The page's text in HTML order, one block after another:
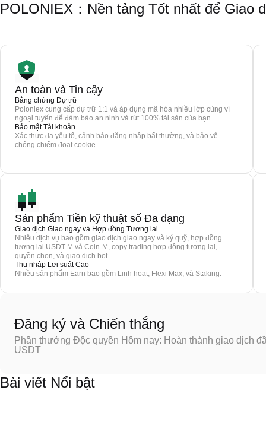
POLONIEX：Nền tảng Tốt nhất để Giao
An toàn và Tin cậy
Bằng chứng Dự trữ
Poloniex cung cấp dự trữ 1:1 và áp dụng mã hóa nhiều lớp cùng ví
ngoại tuyến để đảm bảo an ninh và rút 100% tài sản của bạn.
Bảo mật Tài khoản
Xác thực đa yếu tố, cảnh báo đăng nhập bất thường, và bảo vệ
chống chiếm đoạt cookie
Sản phẩm Tiền kỹ thuật số Đa dạng
Giao dịch Giao ngay và Hợp đồng Tương lai
Nhiều dịch vụ bao gồm giao dịch giao ngay và ký quỹ, hợp đồng
tương lai USDT-M và Coin-M, copy trading hợp đồng tương lai,
quyền chọn, và giao dịch bot.
Thu nhập Lợi suất Cao
Nhiều sản phẩm Earn bao gồm Linh hoạt, Flexi Max, và Staking.
Đăng ký và Chiến thắng
Phần thưởng Độc quyền Hôm nay: Hoàn thành giao dịch
USDT
Bài viết Nổi bật